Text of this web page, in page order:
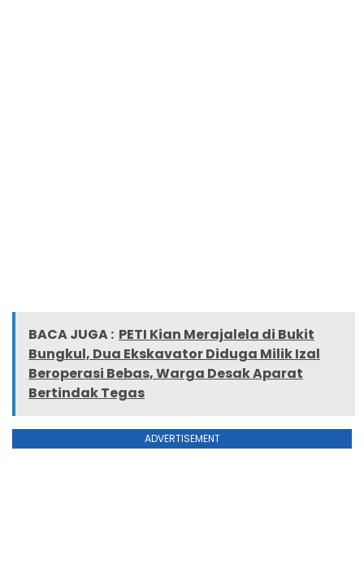
BACA JUGA : PETI Kian Merajalela di Bukit
Bungkul, Dua Ekskavator Diduga Milik Izal
Beroperasi Bebas, Warga Desak Aparat
Bertindak Tegas
ADVERTISEMENT